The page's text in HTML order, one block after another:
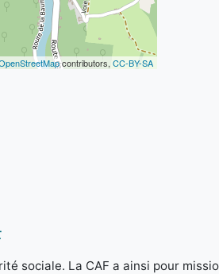
contributors, CC-BY-SA
sociale. La CAF a ainsi pour